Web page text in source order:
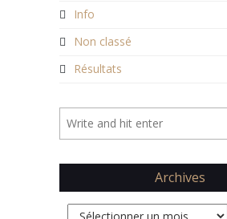
Info
Non classé
Résultats
Archives
Archives